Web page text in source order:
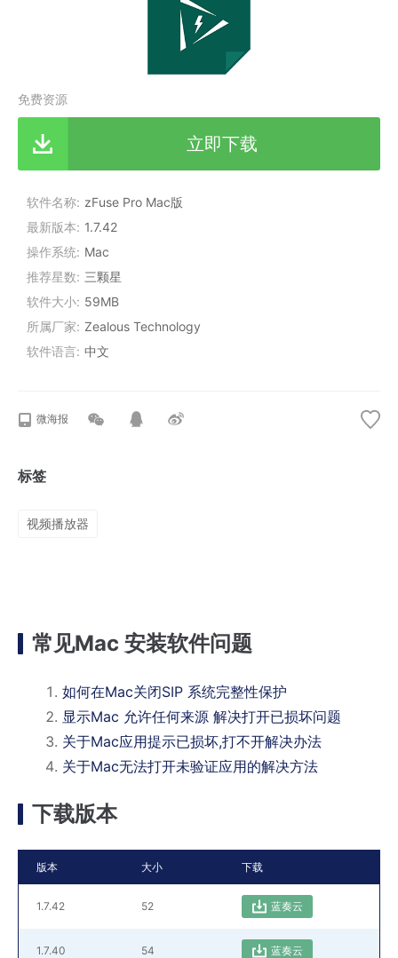
免费资源
立即下载
软件名称 zFuse Pro Mac版
最新版本
1.7.42
操作系统
Mac
推荐星数
三颗星
软件大小 59MB
所属厂家 Zealous Technology
软件语言 中文
微海报
标签
视频播放器
常见Mac 安装软件问题
如何在Mac关闭SIP 系统完整性保护
显示Mac 允许任何来源 解决打开已损坏问题
关于Mac应用提示已损坏,打不开解决办法
关于Mac无法打开未验证应用的解决方法
下载版本
版本 大小 下载
1.7.42 52 蓝奏云
1.7.40 54 蓝奏云